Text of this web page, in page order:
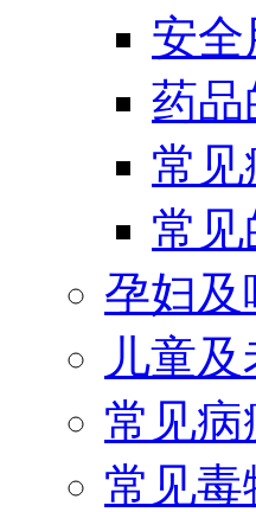
安全
药品
常见
常见
孕妇及
儿童
常见病
常见